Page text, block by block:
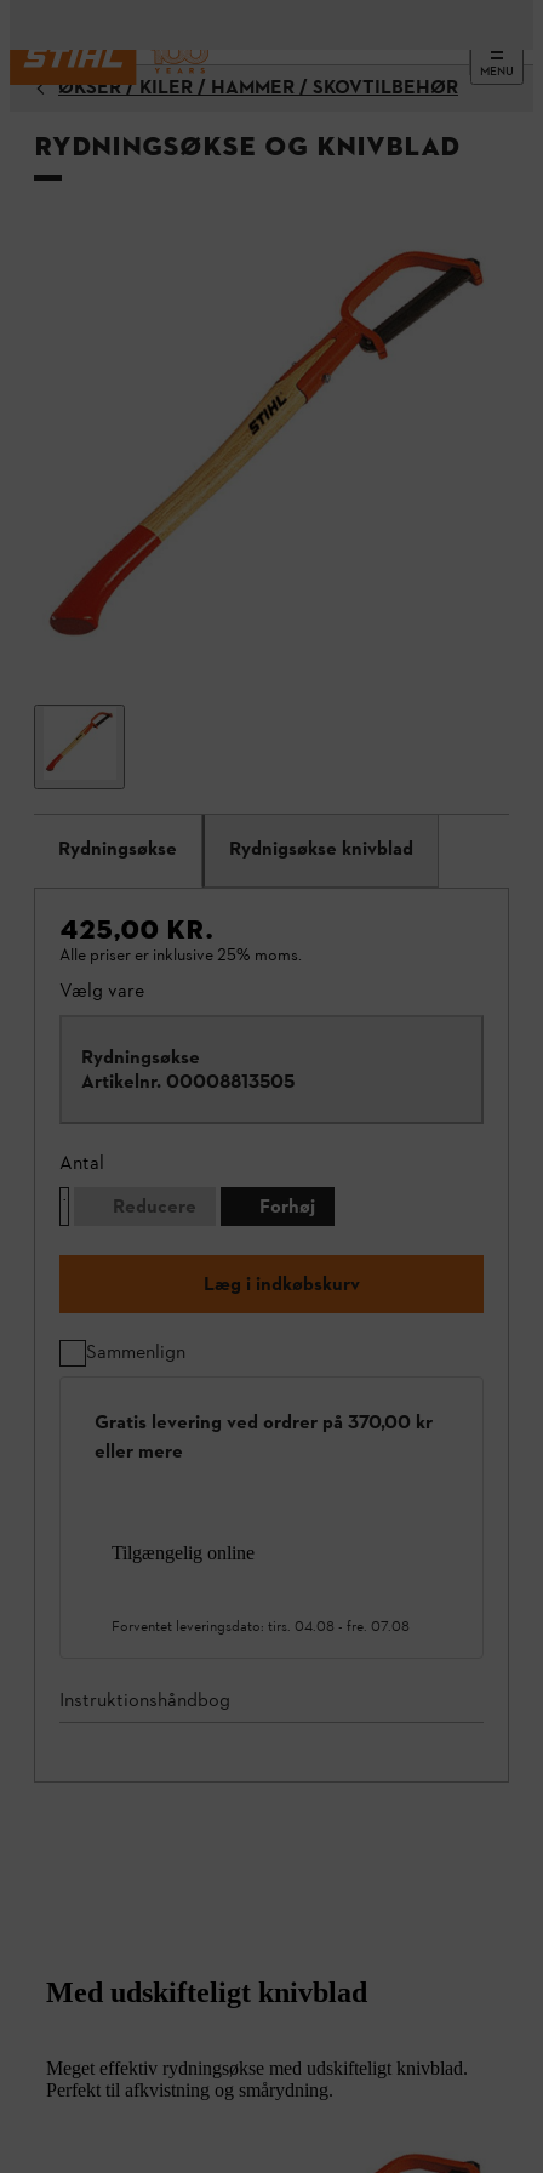
MENU
ØKSER / KILER / HAMMER / SKOVTILBEHØR
Rydningsøkse og knivblad
Rydningsøkse Rydnigsøkse knivblad
425,00 KR.
Alle priser er inklusive 25% moms.
Vælg vare
Rydningsøkse
Artikelnr. 00008813505
Antal
Reducere
Forhøj
Læg i indkøbskurv
Sammenlign
Gratis levering ved ordrer på 370,00 kr
eller mere
Tilgængelig online
Forventet leveringsdato: tirs. 04.08 - fre. 07.08
Instruktionshåndbog
Med udskifteligt knivblad
Meget effektiv rydningsøkse med udskifteligt knivblad.
Perfekt til afkvistning og smårydning.